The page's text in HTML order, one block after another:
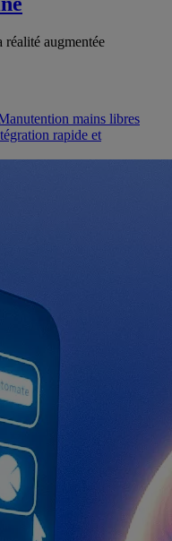
augmentée
mains libres
rapide et